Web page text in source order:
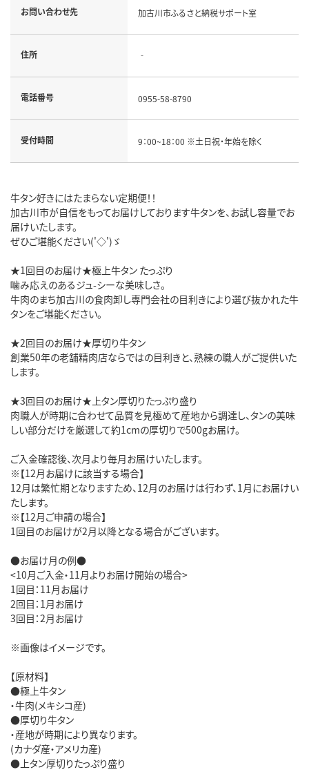
お問い合わせ先 加古川市ふるさと納税サポート室
住所 ‐
電話番号 0955-58-8790
受付時間 9：00~18：00 ※土日祝・年始を除く
牛タン好きにはたまらない定期便！！
加古川市が自信をもってお届けしております牛タンを、お試し容量でお
届けいたします。
ぜひご堪能ください('◇')ゞ
★1回目のお届け★極上牛タン たっぷり
噛み応えのあるジュ-シーな美味しさ。
牛肉のまち加古川の食肉卸し専門会社の目利きにより選び抜かれた牛
タンをご堪能ください。
★2回目のお届け★厚切り牛タン
創業50年の老舗精肉店ならではの目利きと、熟練の職人がご提供いた
します。
★3回目のお届け★上タン厚切りたっぷり盛り
肉職人が時期に合わせて品質を見極めて産地から調達し、タンの美味
しい部分だけを厳選して約1cmの厚切りで500gお届け。
ご入金確認後、次月より毎月お届けいたします。
※【12月お届けに該当する場合】
12月は繁忙期となりますため、12月のお届けは行わず、1月にお届けい
たします。
※【12月ご申請の場合】
1回目のお届けが2月以降となる場合がございます。
●お届け月の例●
<10月ご入金・11月よりお届け開始の場合>
1回目：11月お届け
2回目：1月お届け
3回目：2月お届け
※画像はイメージです。
【原材料】
●極上牛タン
・牛肉(メキシコ産)
●厚切り牛タン
・産地が時期により異なります。
(カナダ産・アメリカ産)
●上タン厚切りたっぷり盛り